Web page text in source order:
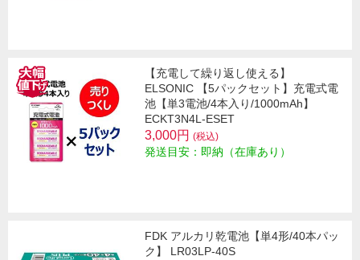
【充電して繰り返し使える】
ELSONIC 【5パックセット】充電式電
池【単3電池/4本入り/1000mAh】
ECKT3N4L-ESET
3,000円 (税込)
発送目安：即納（在庫あり）
FDK アルカリ乾電池【単4形/40本パッ
ク】 LR03LP-40S